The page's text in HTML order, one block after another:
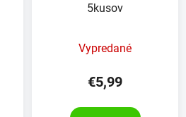
5kusov
Vypredané
€5,99